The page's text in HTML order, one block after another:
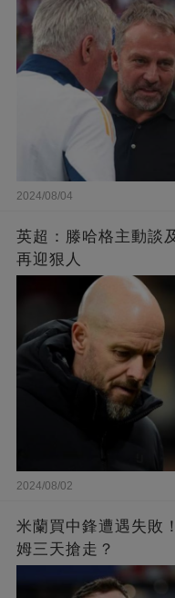
2024/08/04
英超：滕哈格主動談
再迎狠人
2024/08/02
米蘭買中鋒遭遇失敗
姆三天搶走？